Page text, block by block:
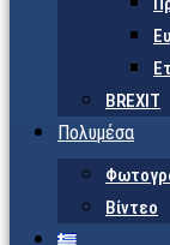
BREXIT
Πολυμέσα
Βίντεο